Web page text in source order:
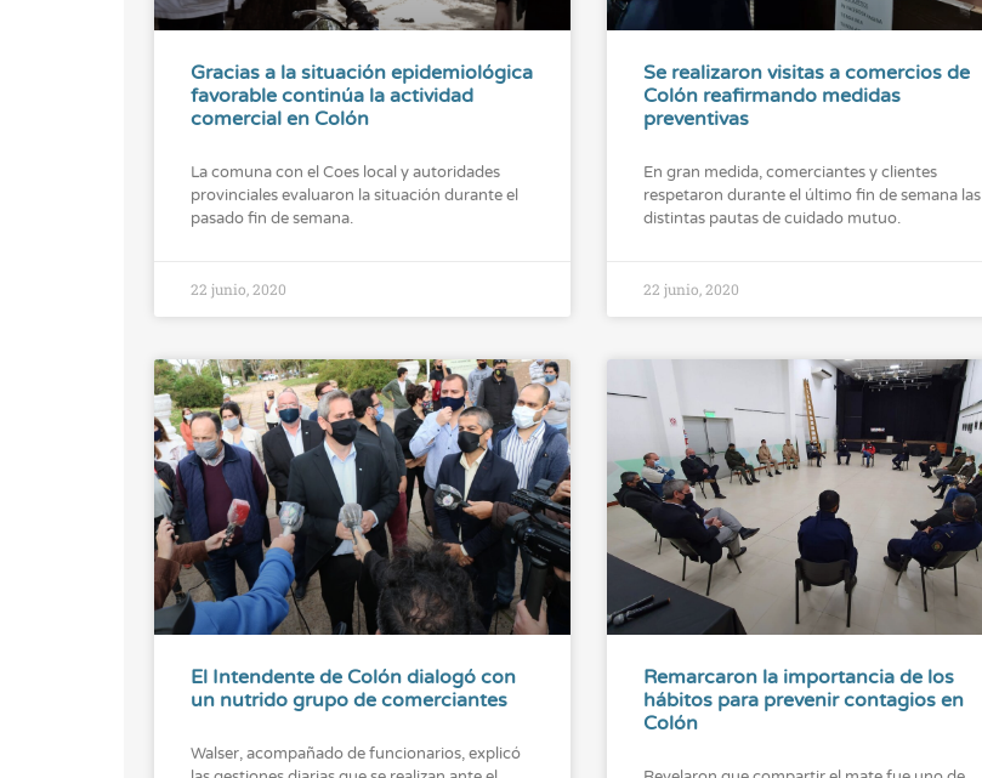
Gracias a la situación epidemiológica
favorable continúa la actividad
comercial en Colón
La comuna con el Coes local y autoridades
provinciales evaluaron la situación durante el
pasado fin de semana.
22 junio, 2020
Se realizaron visitas a comercios de
Colón reafirmando medidas
preventivas
En gran medida, comerciantes y clientes
respetaron durante el último fin de semana las
distintas pautas de cuidado mutuo.
22 junio, 2020
El Intendente de Colón dialogó con
un nutrido grupo de comerciantes
Walser, acompañado de funcionarios, explicó
Remarcaron la importancia de los
hábitos para prevenir contagios en
Colón